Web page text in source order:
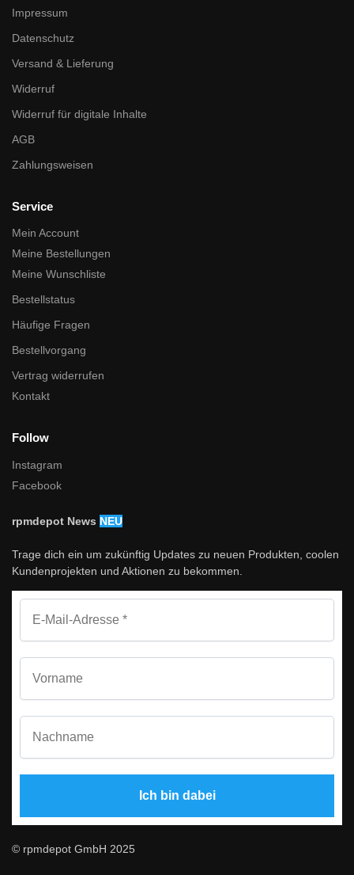
Impressum
Datenschutz
Versand & Lieferung
Widerruf
Widerruf für digitale Inhalte
AGB
Zahlungsweisen
Service
Mein Account
Meine Bestellungen
Meine Wunschliste
Bestellstatus
Häufige Fragen
Bestellvorgang
Vertrag widerrufen
Kontakt
Follow
Instagram
Facebook
rpmdepot News NEU
Trage dich ein um zukünftig Updates zu neuen Produkten, coolen
Kundenprojekten und Aktionen zu bekommen.
© rpmdepot GmbH 2025